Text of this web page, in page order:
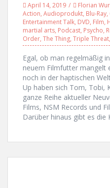
April 14, 2019 Florian
Action, Audioprodukt, Blu-Ray,
Entertainment Talk, DVD, Film,
martial arts, Podcast, Psycho,
Order, The Thing, Triple Threat,
Egal, ob man regelmäßig
neuem Filmfutter mangelt
noch in der haptischen
Up haben sich Tom, Tobi,
ganze Reihe aktueller
Films, NSM Records und
Darüber hinaus gibt es